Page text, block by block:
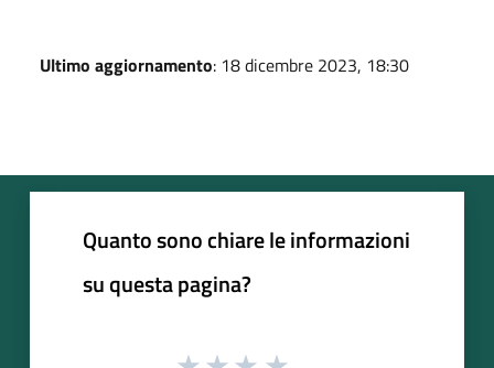
Ultimo aggiornamento: 18 dicembre 2023, 18:30
Quanto sono chiare le informazioni
su questa pagina?